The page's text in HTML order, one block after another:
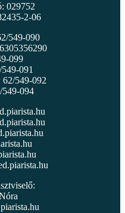
029752
2-06
549-090
099
091
62/549-092
094